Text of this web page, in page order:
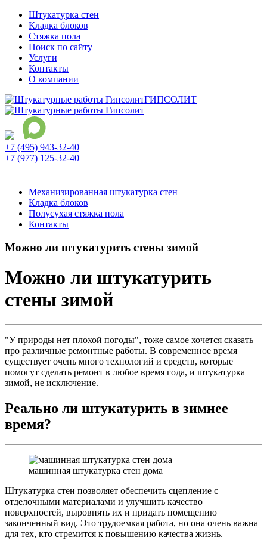
Штукатурка стен
Кладка блоков
Стяжка пола
Поиск по сайту
Услуги
Контакты
О компании
ГИПСОЛИТ
+7 (495) 943-32-40
+7 (977) 125-32-40
Механизированная штукатурка стен
Кладка блоков
Полусухая стяжка пола
Контакты
Можно ли штукатурить стены зимой
Можно ли штукатурить
стены зимой
"У природы нет плохой погоды", тоже самое хочется сказать
про различные ремонтные работы. В современное время
существует очень много технологий и средств, которые
помогут сделать ремонт в любое время года, и штукатурка
зимой, не исключение.
Реально ли штукатурить в зимнее
время?
машинная штукатурка стен дома
Штукатурка стен позволяет обеспечить сцепление с
отделочными материалами и улучшить качество
поверхностей, выровнять их и придать помещению
законченный вид. Это трудоемкая работа, но она очень важна
для тех, кто стремится к повышению качества жизнь.